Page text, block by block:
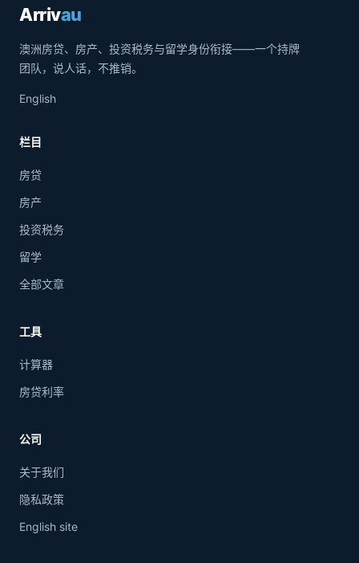
Arrivau
澳洲房贷、房产、投资税务与留学身份衔接——一个持牌
团队，说人话，不推销。
English
栏目
房贷
房产
投资税务
留学
全部文章
工具
计算器
房贷利率
公司
关于我们
隐私政策
English site